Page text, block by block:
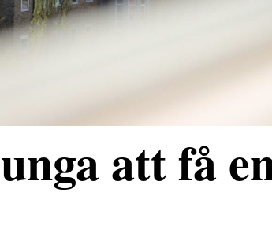
att få